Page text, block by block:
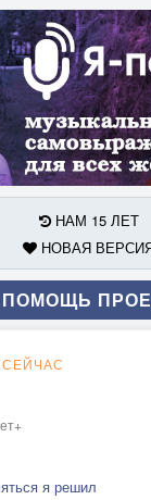
НАМ 15 ЛЕТ
НОВАЯ
ПОМОЩЬ
я решил